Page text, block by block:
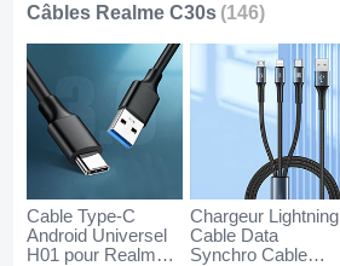
Câbles Realme C30s (146)
Cable Type-C
Android Universel
H01 pour Realme
Chargeur Lightning
Cable Data
Synchro Cable